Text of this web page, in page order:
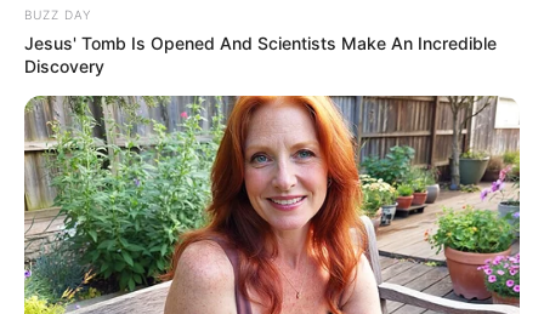
BUZZ DAY
Jesus' Tomb Is Opened And Scientists Make An Incredible
Discovery